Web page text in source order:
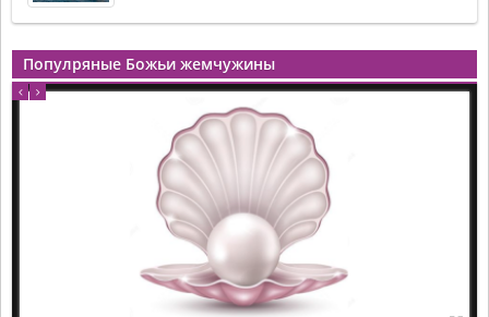
Популряные Божьи жемчужины